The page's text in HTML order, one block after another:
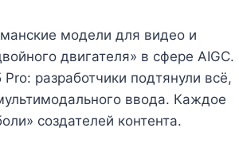
модели для видео и
двигателя» в сфере AIGC.
разработчики подтянули всё,
ввода. Каждое
создателей контента.